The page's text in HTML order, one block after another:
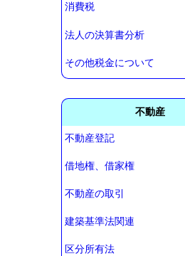
消費税
法人の決算書分析
その他税金について
不動産
不動産登記
借地権、借家権
不動産の取引
建築基準法関連
区分所有法